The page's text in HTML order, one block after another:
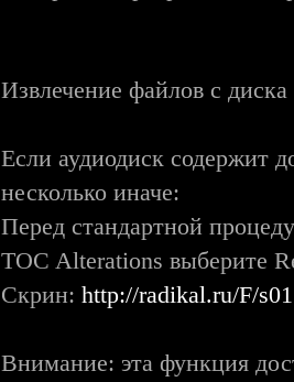
Извлечение файлов с
Если аудиодиск содержит
несколько иначе:
Перед стандартной
TOC Alterations выберите
Скрин:http://radikal.ru/F/
Внимание: эта функция